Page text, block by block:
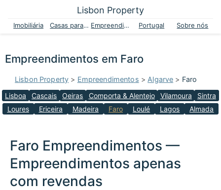
Lisbon Property
Imobiliária Casas para venda Empreendimentos Portugal Sobre nós
Empreendimentos em Faro
Lisbon Property > Empreendimentos > Algarve > Faro
Lisboa
Cascais Oeiras Comporta & Alentejo Vilamoura
Sintra
Loures
Ericeira Madeira Faro Loulé Lagos Almada
Faro Empreendimentos —
Empreendimentos apenas
com revendas